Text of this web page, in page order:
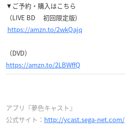
▼ご予約・購入はこちら
（LIVE BD 初回限定版)
https://amzn.to/2wkQajq
（DVD）
https://amzn.to/2LBWffQ
アプリ『夢色キャスト』
公式サイト： http://ycast.sega-net.com/